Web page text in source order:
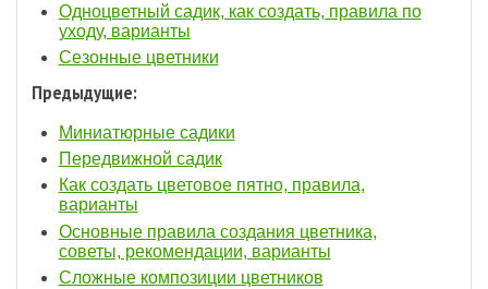
Одноцветный садик, как создать, правила по
уходу, варианты
Сезонные цветники
Предыдущие:
Миниатюрные садики
Передвижной садик
Как создать цветовое пятно, правила,
варианты
Основные правила создания цветника,
советы, рекомендации, варианты
Сложные композиции цветников